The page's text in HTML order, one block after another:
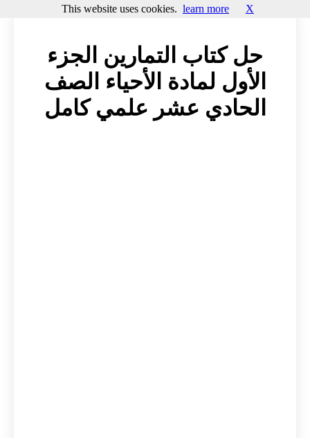
حل كتاب التمارين الجزء
الأول لمادة الأحياء الصف
الحادي عشر علمي كامل
This website uses cookies. learn more X